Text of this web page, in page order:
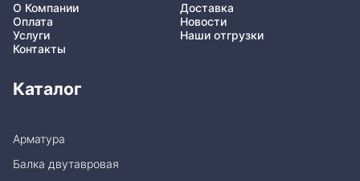
О Компании
Доставка
Оплата
Новости
Услуги
Наши отгрузки
Контакты
Каталог
Арматура
Балка двутавровая